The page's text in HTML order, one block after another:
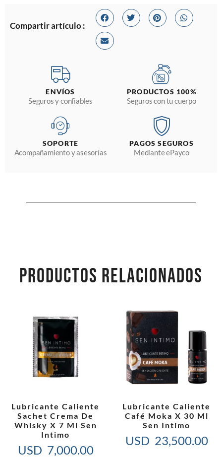
Compartir artículo :
ENVÍOS
Seguros y confiables
SOPORTE
Acompañamiento y asesorías
PRODUCTOS 100%
Seguros con tu cuerpo
PAGOS SEGUROS
Mediante ePayco
PRODUCTOS RELACIONADOS
Lubricante Caliente
Sachet Crema De
Whisky X 7 Ml Sen
Intimo
USD 7,000.00
Lubricante Caliente
Café Moka X 30 Ml
Sen Intimo
USD 23,500.00